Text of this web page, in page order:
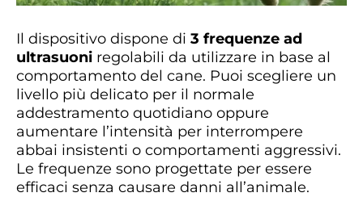
Il dispositivo dispone di 3 frequenze ad
ultrasuoni regolabili da utilizzare in base al
comportamento del cane. Puoi scegliere un
livello più delicato per il normale
addestramento quotidiano oppure
aumentare l’intensità per interrompere
abbai insistenti o comportamenti aggressivi.
Le frequenze sono progettate per essere
efficaci senza causare danni all’animale.